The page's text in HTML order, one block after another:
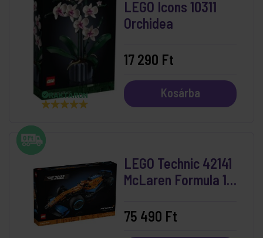
RAKTÁRON
LEGO Icons 10311
Orchidea
17 290 Ft
Kosárba
LEGO Technic 42141
McLaren Formula 1™
75 490 Ft